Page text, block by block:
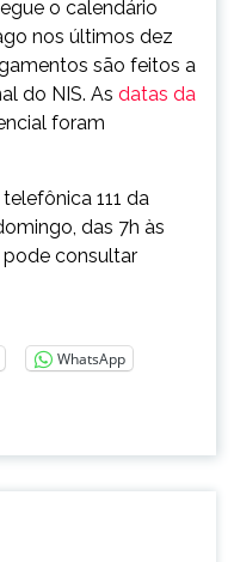
o calendário
nos últimos dez
são feitos a
do NIS. As datas da
foram
111 da
das 7h às
pode consultar
WhatsApp